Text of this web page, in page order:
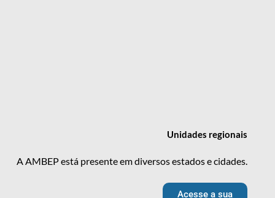
Unidades regionais
A AMBEP está presente em diversos estados e cidades.
Acesse a sua